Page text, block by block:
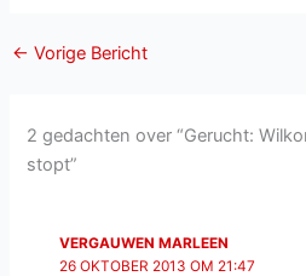
← Vorige Bericht
2 gedachten over “Gerucht:
stopt”
VERGAUWEN MARLEEN
26 OKTOBER 2013 OM 21:47